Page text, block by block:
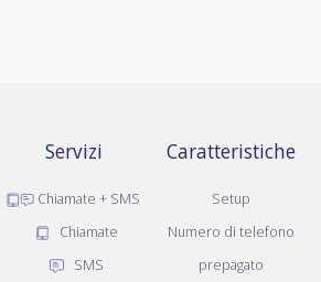
Servizi
Chiamate + SMS
Chiamate
SMS
Caratteristiche
Setup
Numero di telefono
prepagato